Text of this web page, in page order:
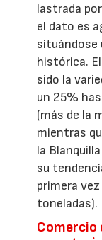
lastrada
el dato es
situándose
histórica.
sido la
un 25%
(más de la
mientras
la
su
primera
toneladas).